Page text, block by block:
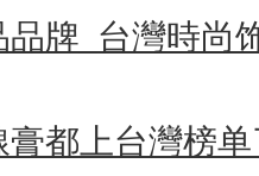
品牌_台灣時尚
都上台灣榜单